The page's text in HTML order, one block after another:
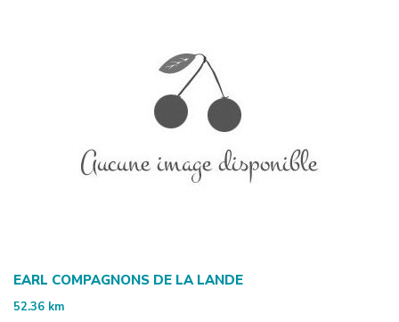
EARL COMPAGNONS DE LA LANDE
52.36 km